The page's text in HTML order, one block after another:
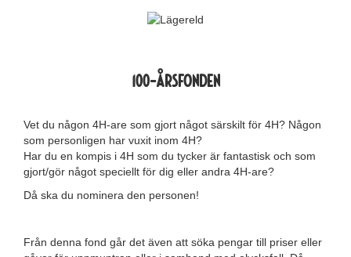
100-Årsfonden
Vet du någon 4H-are som gjort något särskilt för 4H? Någon
som personligen har vuxit inom 4H?
Har du en kompis i 4H som du tycker är fantastisk och som
gjort/gör något speciellt för dig eller andra 4H-are?
Då ska du nominera den personen!
Från denna fond går det även att söka pengar till priser eller